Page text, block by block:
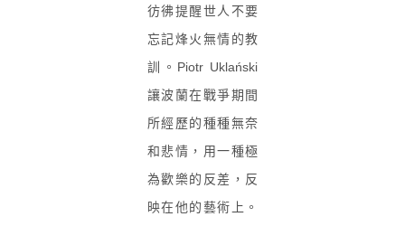
彷彿提醒世人不要
忘記烽火無情的教
訓。Piotr Uklański
讓波蘭在戰爭期間
所經歷的種種無奈
和悲情，用一種極
為歡樂的反差，反
映在他的藝術上。